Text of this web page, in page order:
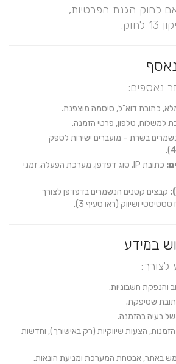
לחוק הגנת הפרטיות,
נאספים:
כתובת דוא"ל, סיסמה מוצפנת.
למשלוח, טלפון, פרטי הזמנה.
בשרת – מועברים ישירות לספק
כתובת IP, סוג דפדפן, מערכת הפעלה, זמני
קבצים קטנים הנשמרים בדפדפן לצורך
ושיווק (ראו סעיף 3).
לצורך:
והנפקת חשבוניות.
שסיפקת.
בעיה בהזמנה.
הצעות שיווקיות (רק באישורך), וחדשות
באתר, אבטחת המערכת ומניעת הונאות.